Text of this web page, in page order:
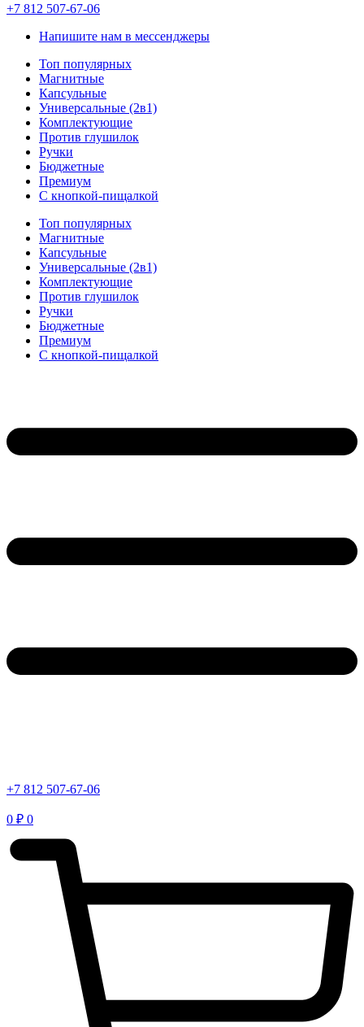
+7 812 507-67-06
Напишите нам в мессенджеры
Топ популярных
Магнитные
Капсульные
Универсальные (2в1)
Комплектующие
Против глушилок
Ручки
Бюджетные
Премиум
С кнопкой-пищалкой
Топ популярных
Магнитные
Капсульные
Универсальные (2в1)
Комплектующие
Против глушилок
Ручки
Бюджетные
Премиум
С кнопкой-пищалкой
+7 812 507-67-06
0 ₽ 0